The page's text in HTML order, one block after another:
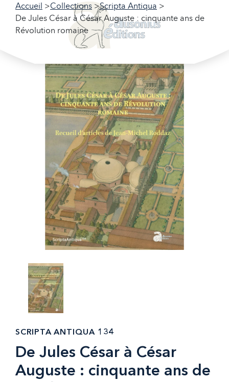
Accueil Collections
Scripta Antiqua
De Jules César à César Auguste : cinquante ans de
Révolution romaine
SCRIPTA ANTIQUA 134
De Jules César à César
Auguste : cinquante ans de